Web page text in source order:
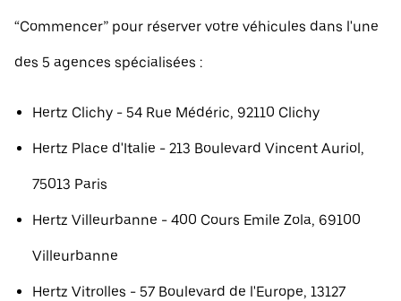
“Commencer” pour réserver votre véhicules dans l'une
des 5 agences spécialisées :
Hertz Clichy - 54 Rue Médéric, 92110 Clichy
Hertz Place d'Italie - 213 Boulevard Vincent Auriol,
75013 Paris
Hertz Villeurbanne - 400 Cours Emile Zola, 69100
Villeurbanne
Hertz Vitrolles - 57 Boulevard de l'Europe, 13127